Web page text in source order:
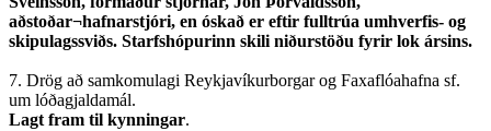
aðstoðar¬hafnarstjóri, en óskað er eftir fulltrúa umhverfis- og
skipulagssviðs. Starfshópurinn skili niðurstöðu fyrir lok ársins.
7. Drög að samkomulagi Reykjavíkurborgar og Faxaflóahafna sf.
um lóðagjaldamál.
Lagt fram til kynningar.